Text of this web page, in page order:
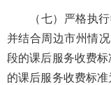
（七）严格执
并结合周边市州情
段的课后服务收费
的课后服务收费标